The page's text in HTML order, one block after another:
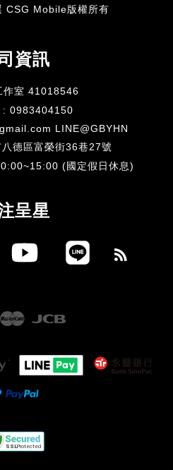
CSG Mobile版權所有
資訊
作室 41018546
: 0983404150
LINE@GBYHN
德區富榮街36巷27號
(國定假日休息)
呈星
YouTube
Master